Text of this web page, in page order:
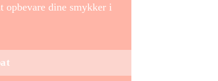
opbevare dine smykker i